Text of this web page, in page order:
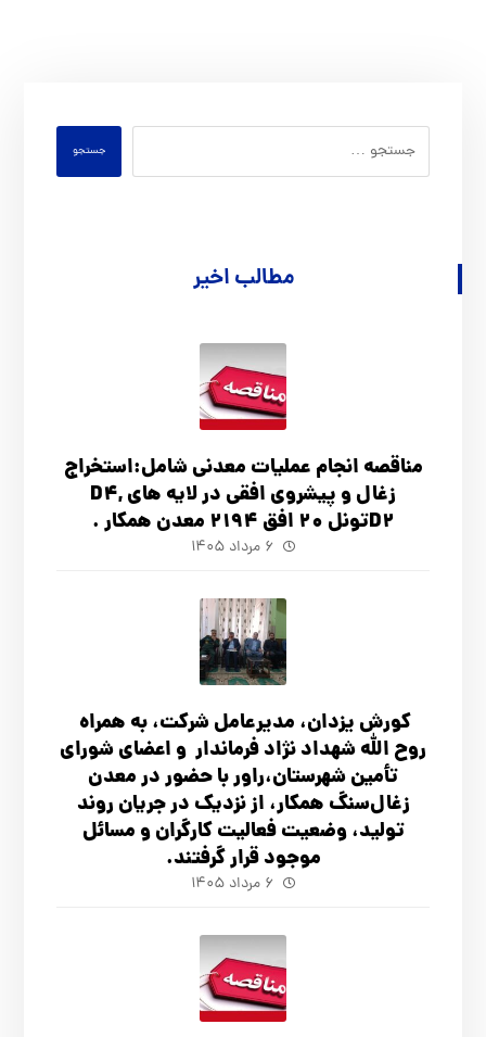
جستجو
مطالب اخیر
مناقصه انجام عملیات معدنی شامل:استخراج
زغال و پیشروی افقی در لایه های D4,
D2تونل 20 افق 2194 معدن همکار .
۶ مرداد ۱۴۰۵
کورش یزدان، مدیرعامل شرکت، به همراه
روح الله شهداد نژاد فرماندار و اعضای شورای
تأ‌مین شهرستان،راور با حضور در معدن
زغال‌سنگ همکار، از نزدیک در جریان روند
تولید، وضعیت فعالیت کارگران و مسائل
موجود قرار گرفتند.
۶ مرداد ۱۴۰۵